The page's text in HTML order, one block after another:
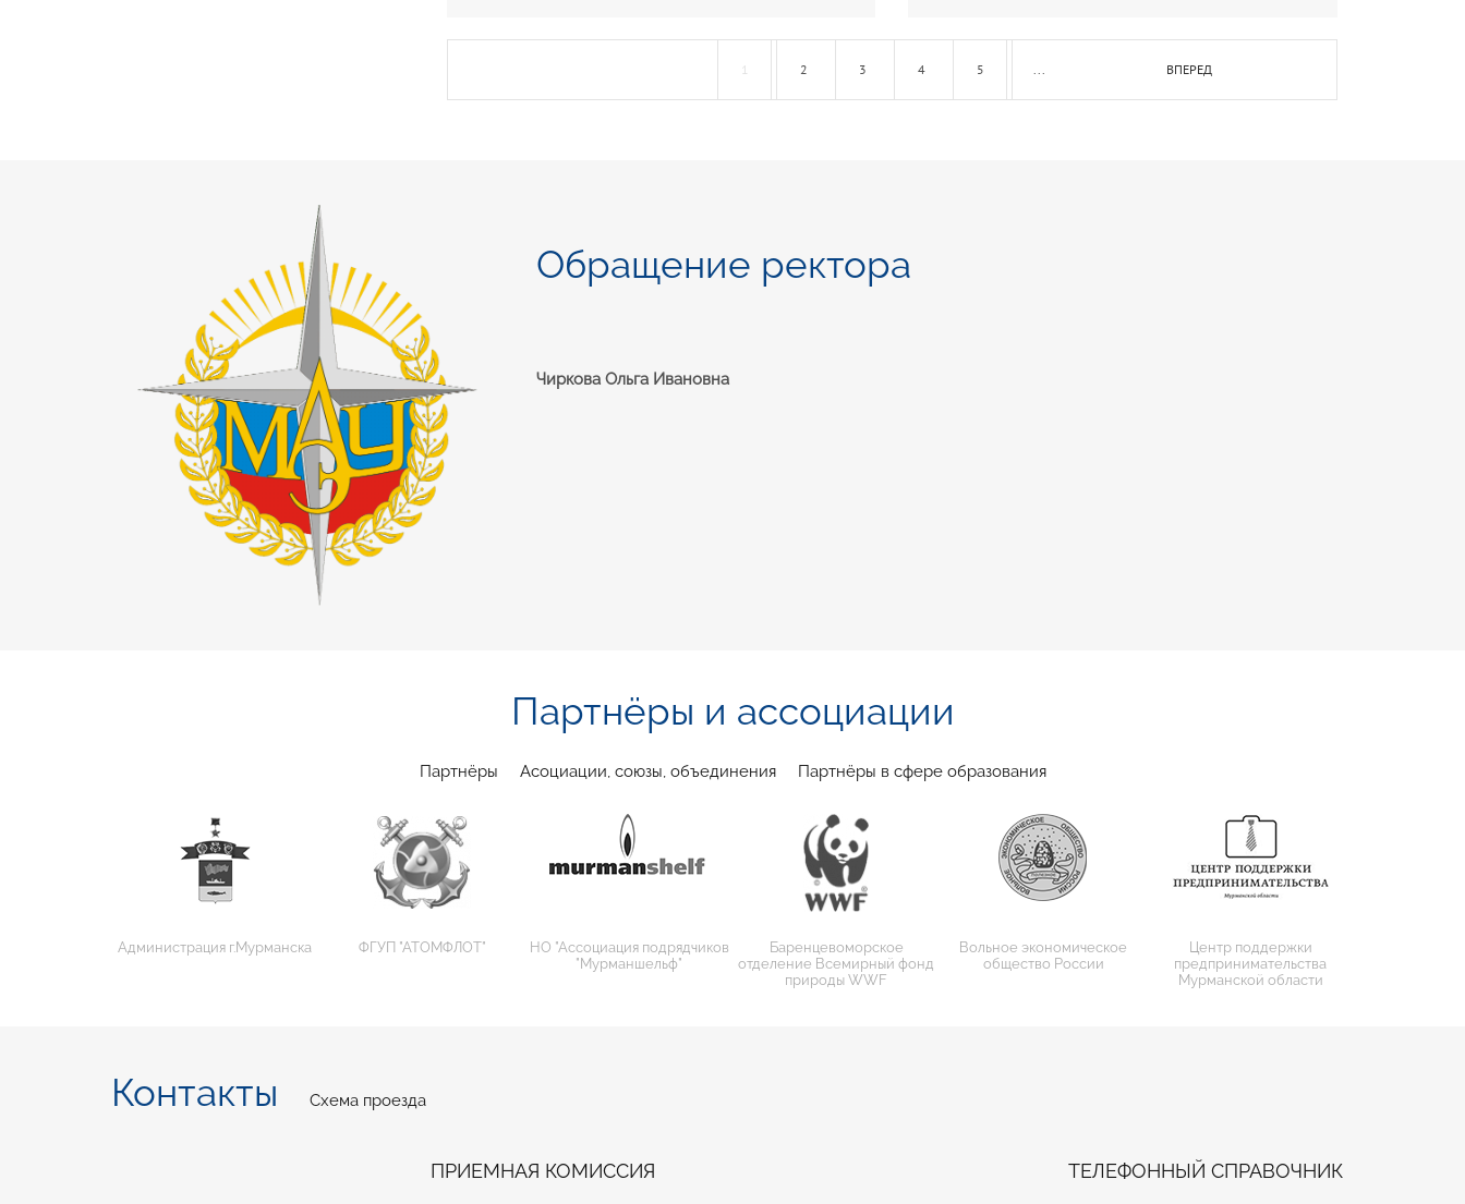
1 2 3 4 5 ... ВПЕРЕД
Обращение ректора
Чиркова Ольга Ивановна
Партнёры и ассоциации
Партнёры Асоциации, союзы, объединения Партнёры в сфере образования
Администрация г.Мурманска ФГУП "АТОМФЛОТ"
НО "Ассоциация подрядчиков
"Мурманшельф"
Баренцевоморское
отделение Всемирный фонд
природы WWF
Вольное экономическое
общество России
Центр поддержки
предпринимательства
Мурманской области
Контакты Схема проезда
ПРИЕМНАЯ КОМИССИЯ ТЕЛЕФОННЫЙ СПРАВОЧНИК